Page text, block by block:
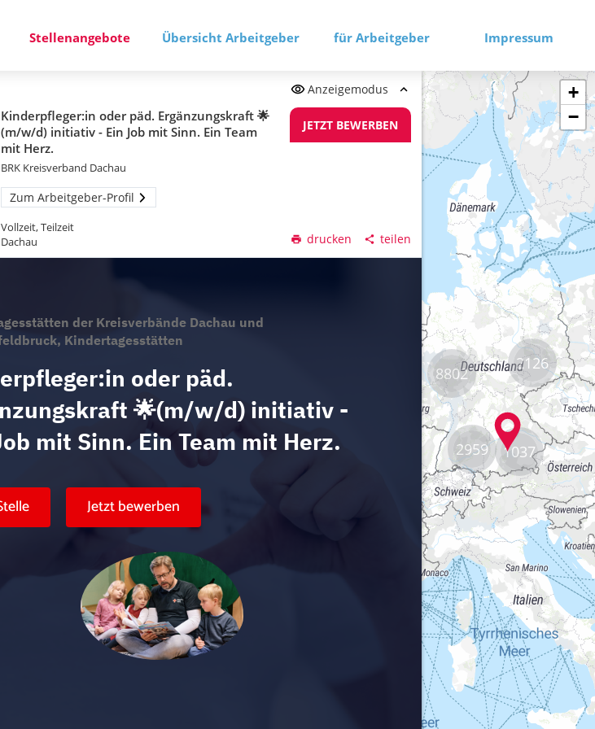
Stellenangebote Übersicht Arbeitgeber für Arbeitgeber Impressum
Anzeigemodus
Kinderpfleger:in oder päd. Ergänzungskraft 🌟
(m/w/d) initiativ - Ein Job mit Sinn. Ein Team
mit Herz.
BRK Kreisverband Dachau
Zum Arbeitgeber-Profil
Vollzeit, Teilzeit
Dachau
JETZT BEWERBEN
drucken teilen
8802
2959
2126
1037
+
−